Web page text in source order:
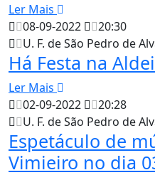
Ler Mais
08-09-2022
20:30
U. F. de São Pedro de
Há Festa na
Ler Mais
02-09-2022
20:28
U. F. de São Pedro de
Espetáculo de
Vimieiro no dia